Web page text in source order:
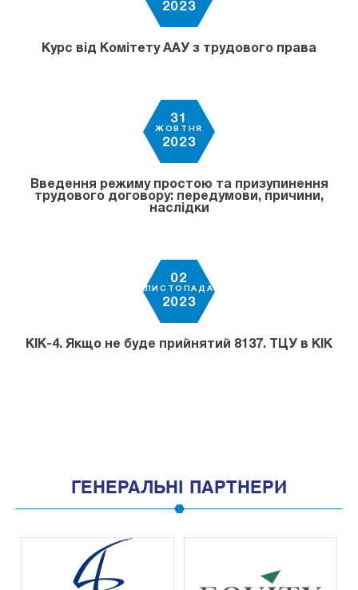
2023
Курс від Комітету ААУ з трудового права
31
ЖОВТНЯ
2023
Введення режиму простою та призупинення
трудового договору: передумови, причини,
наслідки
02
ЛИСТОПАДА
2023
КІК-4. Якщо не буде прийнятий 8137. ТЦУ в КІК
ГЕНЕРАЛЬНІ ПАРТНЕРИ